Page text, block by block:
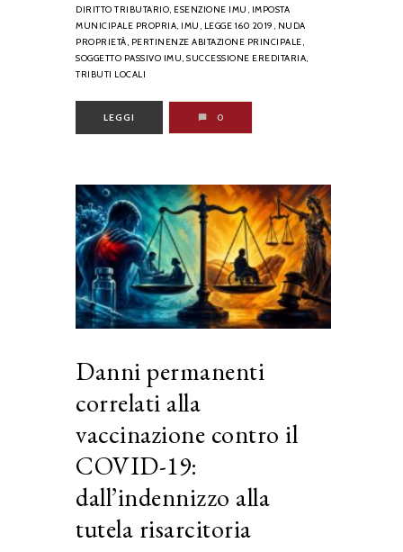
DIRITTO TRIBUTARIO, ESENZIONE IMU,
IMPOSTA
MUNICIPALE PROPRIA, IMU, LEGGE 160 2019,
NUDA
PROPRIETÀ, PERTINENZE ABITAZIONE PRINCIPALE,
SOGGETTO PASSIVO IMU, SUCCESSIONE EREDITARIA,
TRIBUTI LOCALI
LEGGI 0
Danni permanenti
correlati alla
vaccinazione contro il
COVID-19:
dall’indennizzo alla
tutela risarcitoria